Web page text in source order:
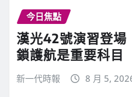
今日焦點
漢光42號演習登
鎖護航是重要科目
新一代時報 8 月 5,